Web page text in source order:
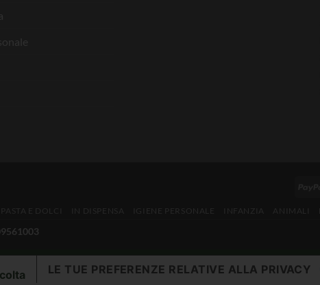
LE TUE PREFERENZE RELATIVE ALLA PRIVACY